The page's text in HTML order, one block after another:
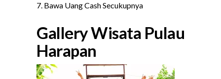
7. Bawa Uang Cash Secukupnya
Gallery Wisata Pulau
Harapan